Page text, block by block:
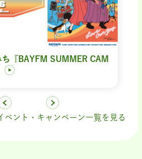
ち『BAYFM SUMMER CAM
ベント・キャンペーン一覧を見る